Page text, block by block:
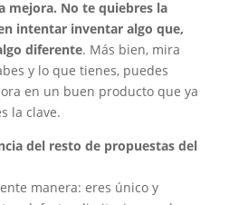
mejora. No te quiebres la
intentar inventar algo que,
diferente. Más bien, mira
y lo que tienes, puedes
en un buen producto que ya
la clave.
del resto de propuestas del
manera: eres único y